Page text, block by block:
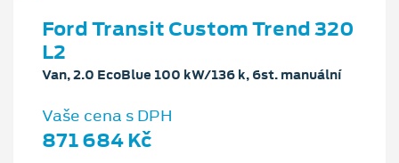
Ford Transit Custom Trend 320
L2
Van, 2.0 EcoBlue 100 kW/136 k, 6st. manuální
Vaše cena s DPH
871 684 Kč